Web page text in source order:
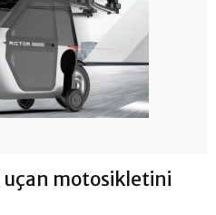
motosikletini